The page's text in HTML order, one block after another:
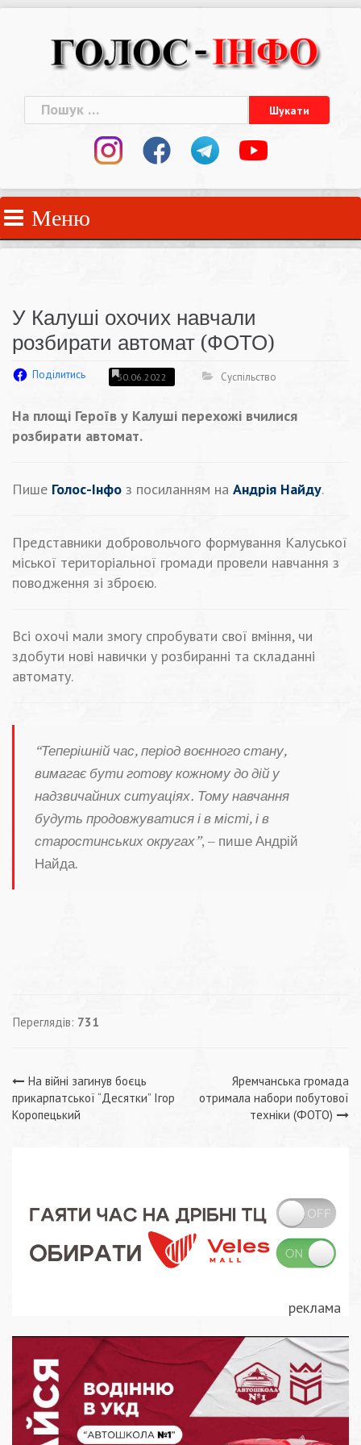
Пошук:
Меню
У Калуші охочих навчали
розбирати автомат (ФОТО)
Поділитись 30.06.2022 Суспільство
На площі Героїв у Калуші перехожі вчилися
розбирати автомат.
Пише Голос-Інфо з посиланням на Андрія Найду.
Представники добровольчого формування Калуської
міської територіальної громади провели навчання з
поводження зі зброєю.
Всі охочі мали змогу спробувати свої вміння, чи
здобути нові навички у розбиранні та складанні
автомату.
“Теперішній час, період воєнного стану,
вимагає бути готову кожному до дій у
надзвичайних ситуаціях. Тому навчання
будуть продовжуватися і в місті, і в
старостинських округах”, – пише Андрій
Найда.
Переглядів: 731
Навігація
записів
На війні загинув боєць
прикарпатської “Десятки” Ігор
Коропецький
Яремчанська громада
отримала набори побутової
техніки (ФОТО)